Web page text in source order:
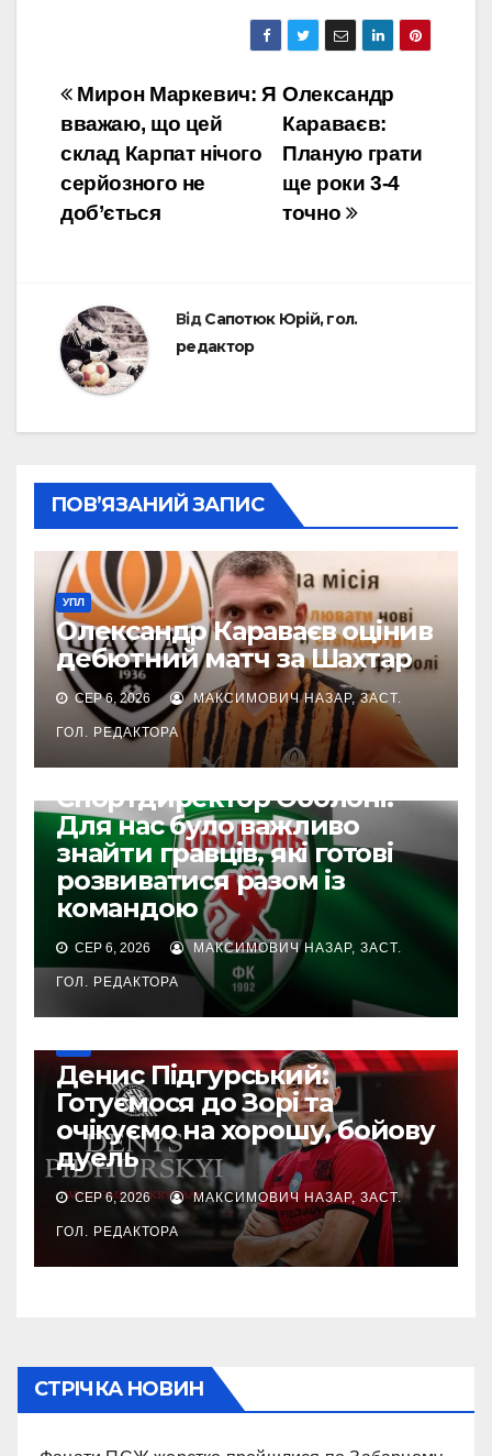
Навігація
записів
Олександр
Караваєв:
Планую грати
ще роки 3-4
точно
Мирон Маркевич: Я
вважаю, що цей
склад Карпат нічого
серйозного не
доб’ється
ВідСапотюк Юрій, гол.
редактор
ПОВ’ЯЗАНИЙ ЗАПИС
УПЛ
Олександр Караваєв оцінив
дебютний матч за Шахтар
СЕР 6, 2026 МАКСИМОВИЧ НАЗАР, ЗАСТ.
ГОЛ. РЕДАКТОРА
УПЛ
Спортдиректор Оболоні:
Для нас було важливо
знайти гравців, які готові
розвиватися разом із
командою
СЕР 6, 2026 МАКСИМОВИЧ НАЗАР, ЗАСТ.
ГОЛ. РЕДАКТОРА
Денис Підгурський:
Готуємося до Зорі та
очікуємо на хорошу, бойову
дуель
СЕР 6, 2026 МАКСИМОВИЧ НАЗАР, ЗАСТ.
ГОЛ. РЕДАКТОРА
СТРІЧКА НОВИН